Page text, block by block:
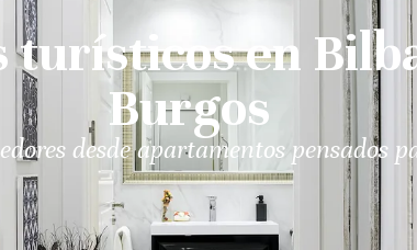
en
Burgos
desde apartamentos pensados